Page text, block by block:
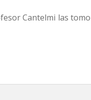
Cantelmi las tomo